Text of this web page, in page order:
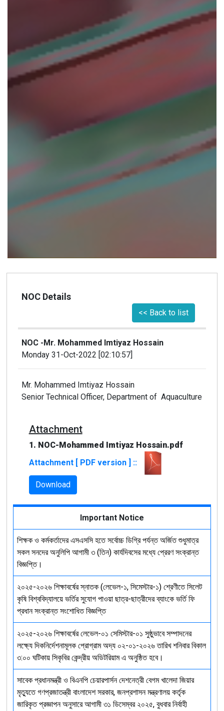
NOC Details
<< Back to list
NOC -Mr. Mohammed Imtiyaz Hossain
Monday 31-Oct-2022 [02:10:57]
Mr. Mohammed Imtiyaz Hossain
Senior Technical Officer, Department of Aquaculture
Attachment
1. NOC-Mohammed Imtiyaz Hossain.pdf
Attachment [ PDF version ] ::
Download
Important Notice
শিক্ষক ও কর্মকর্তাদের এসএসসি হতে সর্বোচ্চ ডিগ্রি পর্যন্ত অর্জিত শুধুমাত্র
সকল সনদের অনুলিপি আগামী ৩ (তিন) কার্যদিবসের মধ্যে প্রেরণ সংক্রান্ত
বিজ্ঞপ্তি।
২০২৫-২০২৬ শিক্ষাবর্ষের স্নাতক (লেভেল-১, সিমেস্টার-১) শ্রেণীতে সিলেট
কৃষি বিশ্ববিদ্যালয়ে ভর্তির সুযোগ পাওয়া ছাত্র-ছাত্রীদের ব্যাংকে ভর্তি ফি
প্রধান সংক্রান্ত সংশোধিত বিজ্ঞপ্তি
২০২৫-২০২৬ শিক্ষাবর্ষের লেভেল-০১ সেমিস্টার-০১ সুষ্ঠুভাবে সম্পাদনের
লক্ষ্যে দিকনির্দেশনামূলক প্রোগ্রাম অদ্য ০২-০১-২০২৬ তারিখ শনিবার বিকাল
৩:০০ ঘটিকায় সিকৃবির কেন্দ্রীয় অডিটরিয়াম এ অনুষ্ঠিত হবে।
সাবেক প্রধানমন্ত্রী ও বিএনপি চেয়ারপার্সন দেশনেত্রী বেগম খালেদা জিয়ার
মৃত্যুতে গণপ্রজাতন্ত্রী বাংলাদেশ সরকার, জনপ্রশাসন মন্ত্রণালয় কর্তৃক
জারিকৃত প্রজ্ঞাপন অনুসারে আগামী ৩১ ডিসেম্বর ২০২৫, বুধবার নির্বাহী